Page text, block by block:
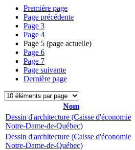
Première page
Page précédente
Page 3
Page 4
Page 5 (page actuelle)
Page 6
Page 7
Page suivante
Dernière page
Nom
Dessin d'architecture (Caisse d'économie
Notre-Dame-de-Québec)
Dessin d'architecture (Caisse d'économie
Notre-Dame-de-Québec)